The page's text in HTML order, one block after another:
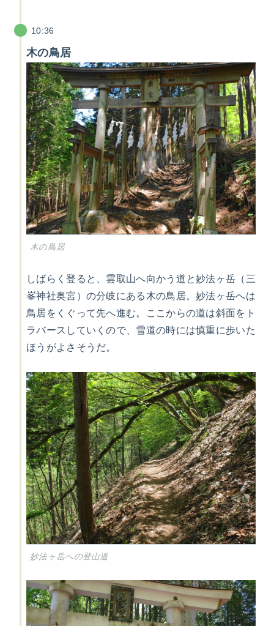
10:36
木の鳥居
木の鳥居
しばらく登ると、雲取山へ向かう道と妙法ヶ岳（三
峯神社奥宮）の分岐にある木の鳥居。妙法ヶ岳へは
鳥居をくぐって先へ進む。ここからの道は斜面をト
ラバースしていくので、雪道の時には慎重に歩いた
ほうがよさそうだ。
妙法ヶ岳への登山道